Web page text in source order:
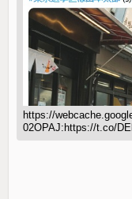
https://
02OPAJ:https://t.co/